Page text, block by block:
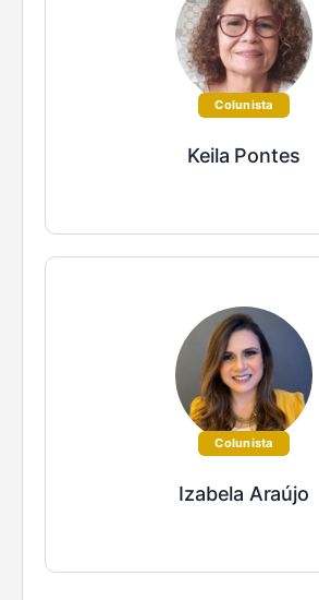
Colunista
Keila Pontes
Colunista
Izabela Araújo